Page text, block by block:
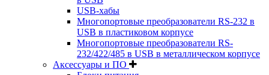
USB-хабы
Многопортовые преобразователи RS-232 в
USB в пластиковом корпусе
Многопортовые преобразователи RS-
232/422/485 в USB в металлическом корпусе
Аксессуары и ПО